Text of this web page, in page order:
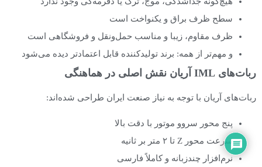
سطح ظرف براق و یکنواخت است
ظرف مقاوم، زیبا و مناسب حمل‌ونقل و فروشگاهی است
و مهم‌تر از همه: برند تولیدکننده قابل اعتمادتر دیده می‌شود
ربات‌های IML آریان نقش اصلی در هماهنگی
ربات‌های آریان با توجه به نیاز صنعت ایران طراحی شده‌اند:
پنج محور سروو موتور با دقت بالا
سرعت محور Z تا ۲ متر بر ثانیه
نرم‌افزار چندزبانه و کاملاً فارسی